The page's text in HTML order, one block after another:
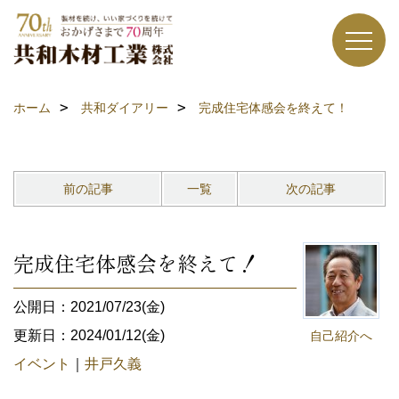
ホーム 共和ダイアリー 完成住宅体感会を終えて！
前の記事 一覧 次の記事
自己紹介へ
完成住宅体感会を終えて！
公開日：2021/07/23(金)
更新日：2024/01/12(金)
イベント
井戸久義